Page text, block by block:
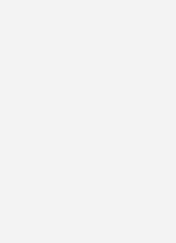
Herz bietet jetzt Pellet-
Wärmebedarf eingesetzt
A++ erreichen. Die
von 10 bis 100